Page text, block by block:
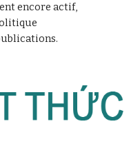
encore actif,